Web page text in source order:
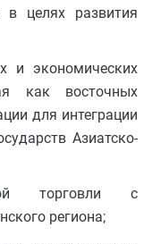
в целях развития
и экономических
как восточных
для интеграции
Азиатско-
торговли с
региона;